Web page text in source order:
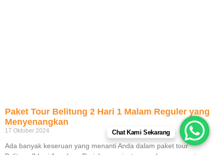
Paket Tour Belitung 2 Hari 1 Malam Reguler yang
Menyenangkan
17 Oktober 2024
Ada banyak keseruan yang menanti Anda dalam paket tour
Chat Kami Sekarang